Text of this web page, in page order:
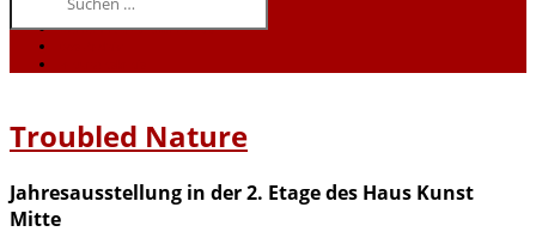
Publikationen
Marianne-Werefkin-Preis
Troubled Nature
Jahresausstellung in der 2. Etage des Haus Kunst
Mitte